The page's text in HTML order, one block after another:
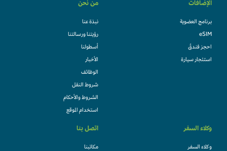
الإضافات
برنامج العضوية
eSIM
احجز فندقً
استئجار سيارة
من نحن
نبذة عنا
رؤيتنا ورسالتنا
أسطولنا
الأخبار
الوظائف
شروط النقل
الشروط والأحكام
استخدام الموقع
وكلاء السفر
وكلاء السفر
اتصل بنا
مكاتبنا